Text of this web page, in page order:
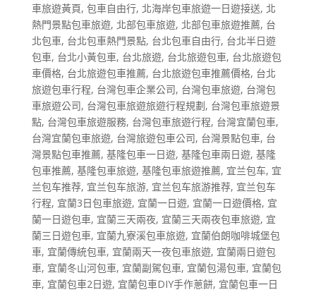
車旅遊黃頁, 包車自由行, 北海岸包車旅遊一日遊接送, 北
熱門景點包車旅遊, 北部包車旅遊, 北部包車旅遊推薦, 台
北包車, 台北包車熱門景點, 台北包車自由行, 台北半日遊
包車, 台北小黃包車, 台北旅遊, 台北旅遊包車, 台北旅遊包
車價格, 台北旅遊包車推薦, 台北旅遊包車推薦價格, 台北
旅遊包車行程, 台灣包車企業公司, 台灣包車旅遊, 台灣包
車旅遊公司, 台灣包車旅遊旅遊行程規劃, 台灣包車旅遊景
點, 台灣包車旅遊服務, 台灣包車旅遊行程, 台灣宜蘭包車,
台灣宜蘭包車旅遊, 台灣旅遊包車公司, 台灣景點包車, 台
灣景點包車推薦, 基隆包車一日遊, 基隆包車兩日遊, 基隆
包車推薦, 基隆包車旅遊, 基隆包車旅遊推薦, 宜兰包车, 宜
兰包车推荐, 宜兰包车旅游, 宜兰包车旅游推荐, 宜兰包车
行程, 宜蘭3日包車旅遊, 宜蘭一日遊, 宜蘭一日遊價格, 宜
蘭一日遊包車, 宜蘭三天兩夜, 宜蘭三天兩夜包車旅遊, 宜
蘭三日遊包車, 宜蘭九寮溪包車旅遊, 宜蘭伯朗咖啡城堡包
車, 宜蘭傳統包車, 宜蘭兩天一夜包車旅遊, 宜蘭兩日遊包
車, 宜蘭冬山河包車, 宜蘭副駕包車, 宜蘭包湯包車, 宜蘭包
車, 宜蘭包車2日遊, 宜蘭包車DIY手作蔥餅, 宜蘭包車一日